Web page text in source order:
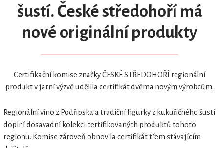
šustí. České středohoří má
nové originální produkty
Certifikační komise značky ČESKÉ STŘEDOHOŘÍ regionální
produkt v jarní výzvě udělila certifikát dvěma novým výrobcům.
Regionální víno z Podřipska a tradiční figurky z kukuřičného šustí
doplní dosavadní kolekci certifikovaných produktů tohoto
regionu. Komise zároveň obnovila certifikát třem stávajícím